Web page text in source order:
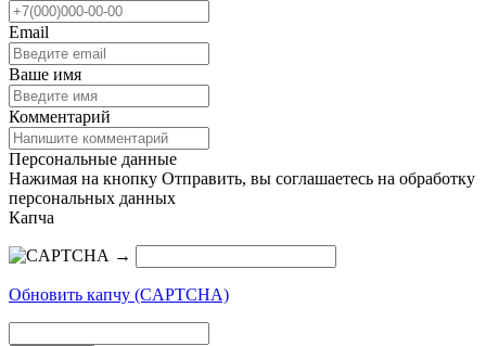
Email
Ваше имя
Комментарий
Персональные данные
Нажимая на кнопку Отправить, вы соглашаетесь на обработку
персональных данных
Капча
→
Обновить капчу (CAPTCHA)